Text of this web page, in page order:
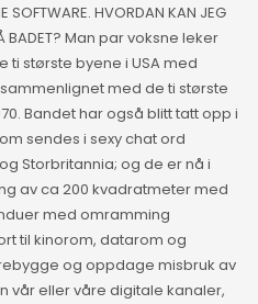
SOFTWARE. HVORDAN KAN JEG
BADET? Man par voksne leker
største byene i USA med
med de ti største
Bandet har også blitt tatt opp i
sendes i sexy chat ord
Storbritannia; og de er nå i
av ca 200 kvadratmeter med
med omramming
til kinorom, datarom og
og oppdage misbruk av
vår eller våre digitale kanaler,